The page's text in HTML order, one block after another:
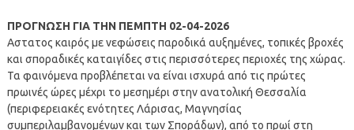
ΠΡΟΓΝΩΣΗ ΓΙΑ ΤΗΝ ΠΕΜΠΤΗ 02-04-2026
Αστατος καιρός με νεφώσεις παροδικά αυξημένες, τοπικές βροχές
και σποραδικές καταιγίδες στις περισσότερες περιοχές της χώρας.
Τα φαινόμενα προβλέπεται να είναι ισχυρά από τις πρώτες
πρωινές ώρες μέχρι το μεσημέρι στην ανατολική Θεσσαλία
(περιφερειακές ενότητες Λάρισας, Μαγνησίας
συμπεριλαμβανομένων και των Σποράδων), από το πρωί στη